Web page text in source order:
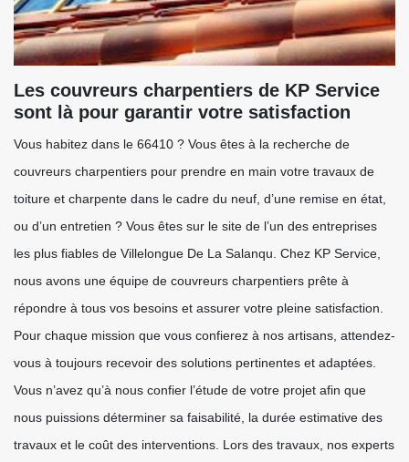
Les couvreurs charpentiers de KP Service
sont là pour garantir votre satisfaction
Vous habitez dans le 66410 ? Vous êtes à la recherche de
couvreurs charpentiers pour prendre en main votre travaux de
toiture et charpente dans le cadre du neuf, d’une remise en état,
ou d’un entretien ? Vous êtes sur le site de l’un des entreprises
les plus fiables de Villelongue De La Salanqu. Chez KP Service,
nous avons une équipe de couvreurs charpentiers prête à
répondre à tous vos besoins et assurer votre pleine satisfaction.
Pour chaque mission que vous confierez à nos artisans, attendez-
vous à toujours recevoir des solutions pertinentes et adaptées.
Vous n’avez qu’à nous confier l’étude de votre projet afin que
nous puissions déterminer sa faisabilité, la durée estimative des
travaux et le coût des interventions. Lors des travaux, nos experts